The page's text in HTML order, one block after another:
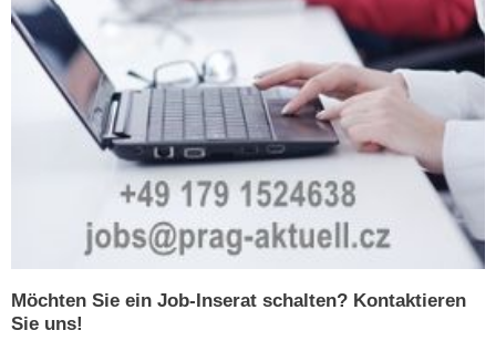
Möchten Sie ein Job-Inserat schalten? Kontaktieren
Sie uns!